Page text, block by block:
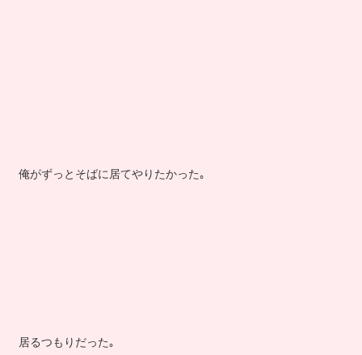
俺がずっとそばに居てやりたかった｡
居るつもりだった｡